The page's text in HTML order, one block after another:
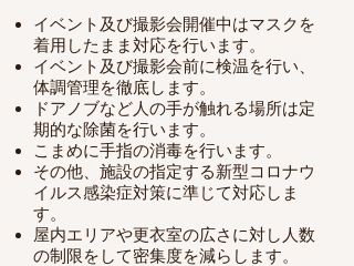
イベント及び撮影会開催中はマスクを
着用したまま対応を行います。
イベント及び撮影会前に検温を行い、
体調管理を徹底します。
ドアノブなど人の手が触れる場所は定
期的な除菌を行います。
こまめに手指の消毒を行います。
その他、施設の指定する新型コロナウ
イルス感染症対策に準じて対応しま
す。
屋内エリアや更衣室の広さに対し人数
の制限をして密集度を減らします。